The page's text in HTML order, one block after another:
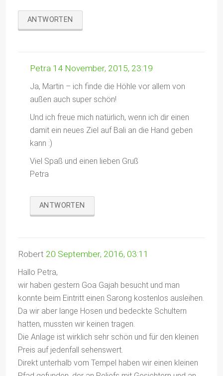
ANTWORTEN
Petra 14 November, 2015, 23:19
Ja, Martin – ich finde die Höhle vor allem von
außen auch super schön!
Und ich freue mich natürlich, wenn ich dir einen
damit ein neues Ziel auf Bali an die Hand geben
kann :)
Viel Spaß und einen lieben Gruß
Petra
ANTWORTEN
Robert 20 September, 2016, 03:11
Hallo Petra,
wir haben gestern Goa Gajah besucht und man
konnte beim Eintritt einen Sarong kostenlos ausleihen.
Da wir aber lange Hosen und bedeckte Schultern
hatten, mussten wir keinen tragen.
Die Anlage ist wirklich sehr schön und für den kleinen
Preis auf jedenfall sehenswert.
Direkt unterhalb vom Tempel haben wir einen kleinen